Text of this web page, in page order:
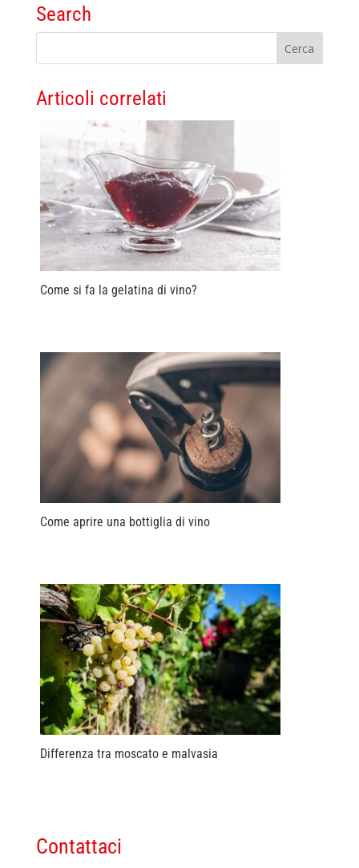
Search
Articoli correlati
Come si fa la gelatina di vino?
Come aprire una bottiglia di vino
Differenza tra moscato e malvasia
Contattaci